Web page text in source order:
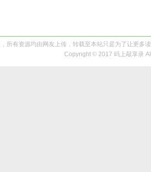
所有资源均由网友上传，转载至本站只是为了让更多
Copyright © 2017 码上敲享录